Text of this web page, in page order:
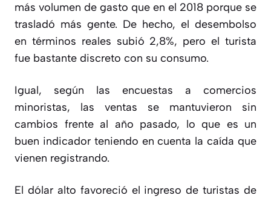
más volumen de gasto que en el 2018 porque se
trasladó más gente. De hecho, el desembolso
en términos reales subió 2,8%, pero el turista
fue bastante discreto con su consumo.
Igual, según las encuestas a comercios
minoristas, las ventas se mantuvieron sin
cambios frente al año pasado, lo que es un
buen indicador teniendo en cuenta la caída que
vienen registrando.
El dólar alto favoreció el ingreso de turistas de